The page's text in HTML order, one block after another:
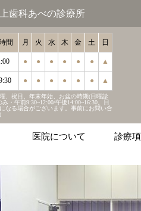
歯科あべの診療所
間 月 火 水 木 金 土 日
● ● ● ● ● ● ▲
● ● ● ● ● ● ▲
、祝日、年末年始、お盆の時期(日曜診
・午前9:30~12:00/午後14:00~16:30。日
なる場合がございます。事前にお問い合
医院について 診療